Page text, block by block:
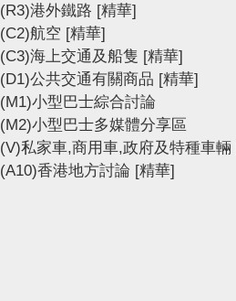
(R3)港外鐵路 [精華]
(C2)航空 [精華]
(C3)海上交通及船隻 [精華]
(D1)公共交通有關商品 [精華]
(M1)小型巴士綜合討論
(M2)小型巴士多媒體分享區
(V)私家車,商用車,政府及特種車輛
(A10)香港地方討論 [精華]